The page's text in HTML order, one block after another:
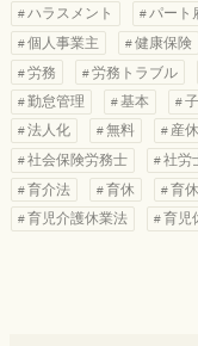
ハラスメント
パート
個人事業主
健康保険
労務
労務トラブル
勤怠管理
基本
法人化
無料 産休
社会保険労務士
社労
育介法
育休 育
育児介護休業法
育児